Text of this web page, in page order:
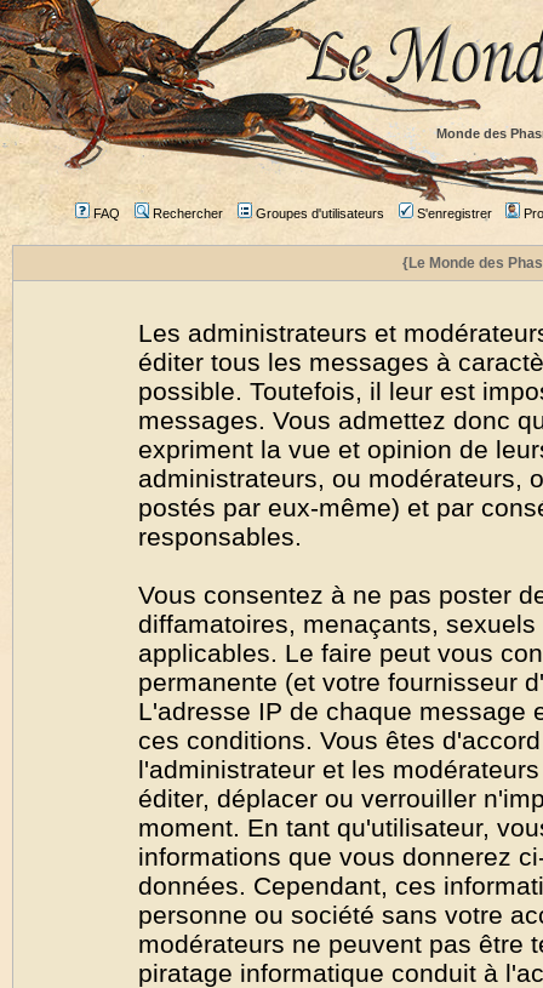
Monde des
FAQ Rechercher Groupes d'utilisateurs S'enregistrer
{Le Monde des
Les administrateurs et
éditer tous les messages à
possible. Toutefois, il leur est
messages. Vous admettez donc
expriment la vue et opinion de
administrateurs, ou modérateurs,
postés par eux-même) et par
responsables.
Vous consentez à ne pas poster
diffamatoires, menaçants,
applicables. Le faire peut vous
permanente (et votre fournisseur
L'adresse IP de chaque message
ces conditions. Vous êtes
l'administrateur et les
éditer, déplacer ou verrouiller
moment. En tant qu'utilisateur,
informations que vous donnerez
données. Cependant, ces
personne ou société sans votre
modérateurs ne peuvent pas être
piratage informatique conduit à